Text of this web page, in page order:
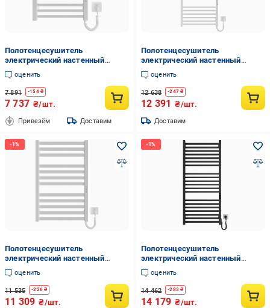
Полотенцесушитель
электрический настенный
HYGGE FAMILY Derby 570х430х80
мм Белый (35111475)
оценить
7 891 -154₴
7 737 ₴/шт.
Привезём Доставим
Полотенцесушитель
электрический настенный
HYGGE FAMILY Derby
1170х530х80 мм Белый
(35111453)
оценить
12 638 -247₴
12 391 ₴/шт.
Доставим
Полотенцесушитель
электрический настенный
HYGGE FAMILY Oxford
770х530х80 мм Белый
(35111458)
оценить
11 535 -226 ₴
11 309 ₴/шт.
Полотенцесушитель
электрический настенный
HYGGE FAMILY London
1170х530х80 мм Черный
(35111437)
оценить
14 462 -283₴
14 179 ₴/шт.